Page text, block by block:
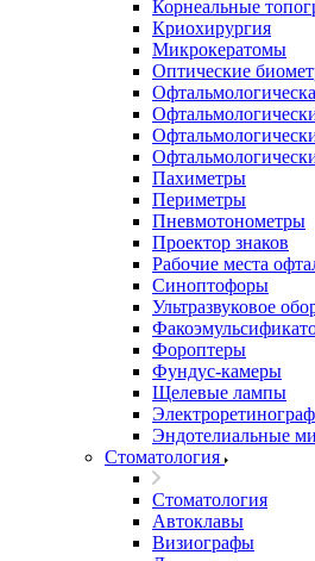
Корнеальные
Криохирургия
Микрокератомы
Оптические
Пахиметры
Периметры
Пневмотонометры
Проектор знаков
Рабочие места
Синоптофоры
Ультразвуковое
Фороптеры
Фундус-камеры
Щелевые лампы
Эндотелиальные
Стоматология
Стоматология
Автоклавы
Визиографы